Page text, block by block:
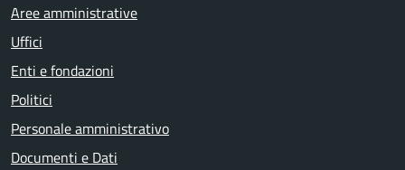
Aree amministrative
Uffici
Enti e fondazioni
Politici
Personale amministrativo
Documenti e Dati